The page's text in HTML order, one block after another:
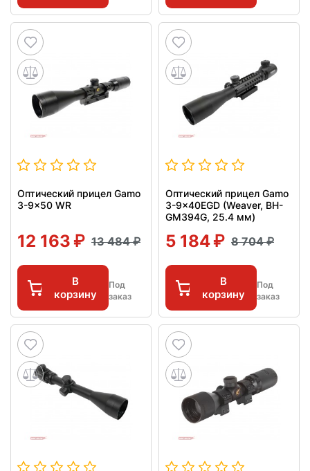
Оптический прицел Gamo
3-9x50 WR
12 163 13 484
В
корзину
Под
заказ
Оптический прицел Gamo
3-9x40EGD (Weaver, BH-
GM394G, 25.4 мм)
5 184 8 704
В
корзину
Под
заказ